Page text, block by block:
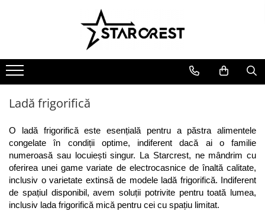
Electrocasnice Mari
Aparate frigorifice
Combină frigorifică
Congelator
Ladă frigorifică
Vitrină frigorifică
Vitrină de vinuri
Masini de spalat vase
Hotă bucătărie
Plită incorporabilă
Electrocasnice Mici
Electrocasnice bucătărie
Accesorii bucătărie
Aparat clătite
Aparat popcorn
Aparat vafe
Aparat de vidat alimente
Role pungi vidat
Blendere & Tocatoare
Espressor cafea
Fierbător apă
Ingrijire personală
Aparate & Accesorii ingrijire
Ladă frigorifică
O ladă frigorifică este esențială pentru a păstra alimentele
congelate în condiții optime, indiferent dacă ai o familie
numeroasă sau locuiești singur. La Starcrest, ne mândrim cu
oferirea unei game variate de electrocasnice de înaltă calitate,
inclusiv o varietate extinsă de modele ladă frigorifică. Indiferent
de spațiul disponibil, avem soluții potrivite pentru toată lumea,
inclusiv lada frigorifică mică pentru cei cu spațiu limitat.